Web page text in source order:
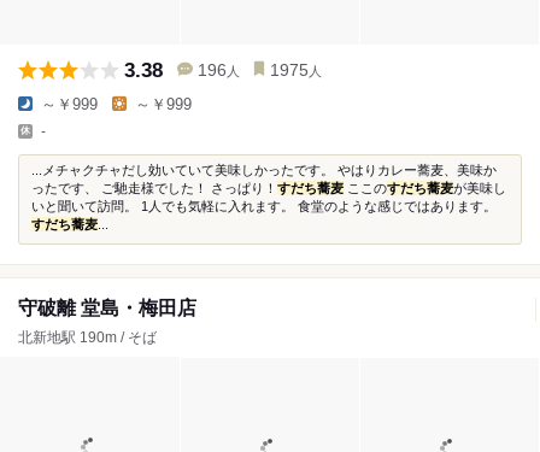
3.38 196 人 1975 人
～￥999 ～￥999
-
...メチャクチャだし効いていて美味しかったです。 やはりカレー蕎麦、美味か
ったです、 ご馳走様でした！ さっぱり！ すだち蕎麦 ここのすだち蕎麦が美味し
いと聞いて訪問。 1人でも気軽に入れます。 食堂のような感じではあります。
すだち蕎麦
守破離 堂島・梅田店
北新地駅 190m / そば